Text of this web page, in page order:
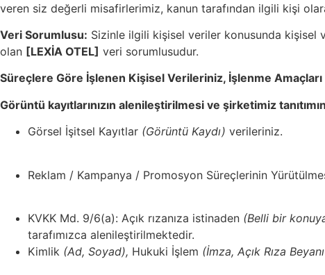
veren siz değerli misafirlerimiz, kanun tarafından ilgili kişi
Veri Sorumlusu: Sizinle ilgili kişisel veriler konusunda kişisel
olan [LEXİA OTEL] veri sorumlusudur.
Süreçlere Göre İşlenen Kişisel Verileriniz, İşlenme
Görüntü kayıtlarınızın alenileştirilmesi ve şirketimiz
Görsel İşitsel Kayıtlar (Görüntü Kaydı) verileriniz.
Reklam / Kampanya / Promosyon Süreçlerinin
KVKK Md. 9/6(a): Açık rızanıza istinaden (Belli bir
tarafımızca alenileştirilmektedir.
Kimlik (Ad, Soyad), Hukuki İşlem (İmza, Açık Rıza